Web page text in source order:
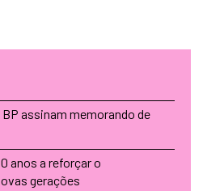
BP assinam memorando de
anos a reforçar o
gerações